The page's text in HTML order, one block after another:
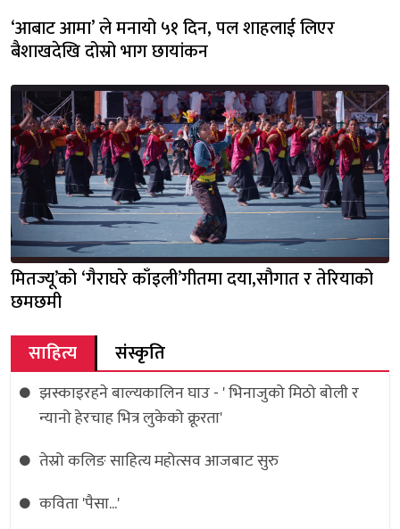
‘आबाट आमा’ ले मनायो ५१ दिन, पल शाहलाई लिएर
बैशाखदेखि दोस्रो भाग छायांकन
मितज्यू’को ‘गैराघरे काँइली’गीतमा दया,सौगात र तेरियाको
छमछमी
साहित्य
संस्कृति
झस्काइरहने बाल्यकालिन घाउ - ' भिनाजुको मिठो बोली र
न्यानो हेरचाह भित्र लुकेको क्रूरता'
तेस्रो कलिङ साहित्य महोत्सव आजबाट सुरु
कविता 'पैसा...'